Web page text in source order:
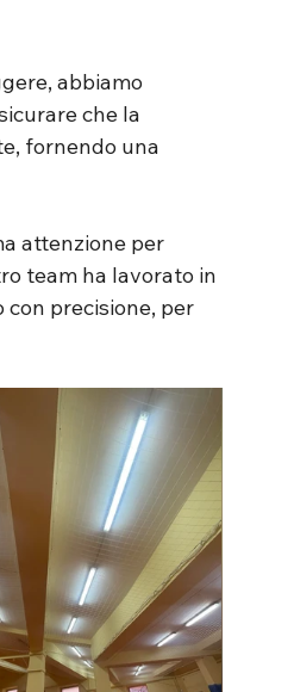
abbiamo
che la
fornendo una
attenzione per
team ha lavorato in
precisione, per